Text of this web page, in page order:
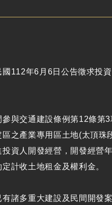
112年6月6日公告徵求投
與交通建設條例第12條第
之產業專用區土地(太頂
投資人開發經營，開發經營
計收土地租金及權利金。
諸多重大建設及民間開發